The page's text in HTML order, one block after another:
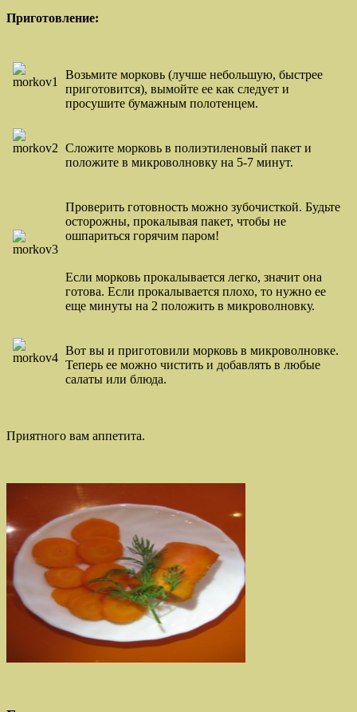
Приготовление:
Возьмите морковь (лучше небольшую, быстрее
приготовится), вымойте ее как следует и
просушите бумажным полотенцем.
Сложите морковь в полиэтиленовый пакет и
положите в микроволновку на 5-7 минут.
Проверить готовность можно зубочисткой. Будьте
осторожны, прокалывая пакет, чтобы не
ошпариться горячим паром!
Если морковь прокалывается легко, значит она
готова. Если прокалывается плохо, то нужно ее
еще минуты на 2 положить в микроволновку.
Вот вы и приготовили морковь в микроволновке.
Теперь ее можно чистить и добавлять в любые
салаты или блюда.
Приятного вам аппетита.